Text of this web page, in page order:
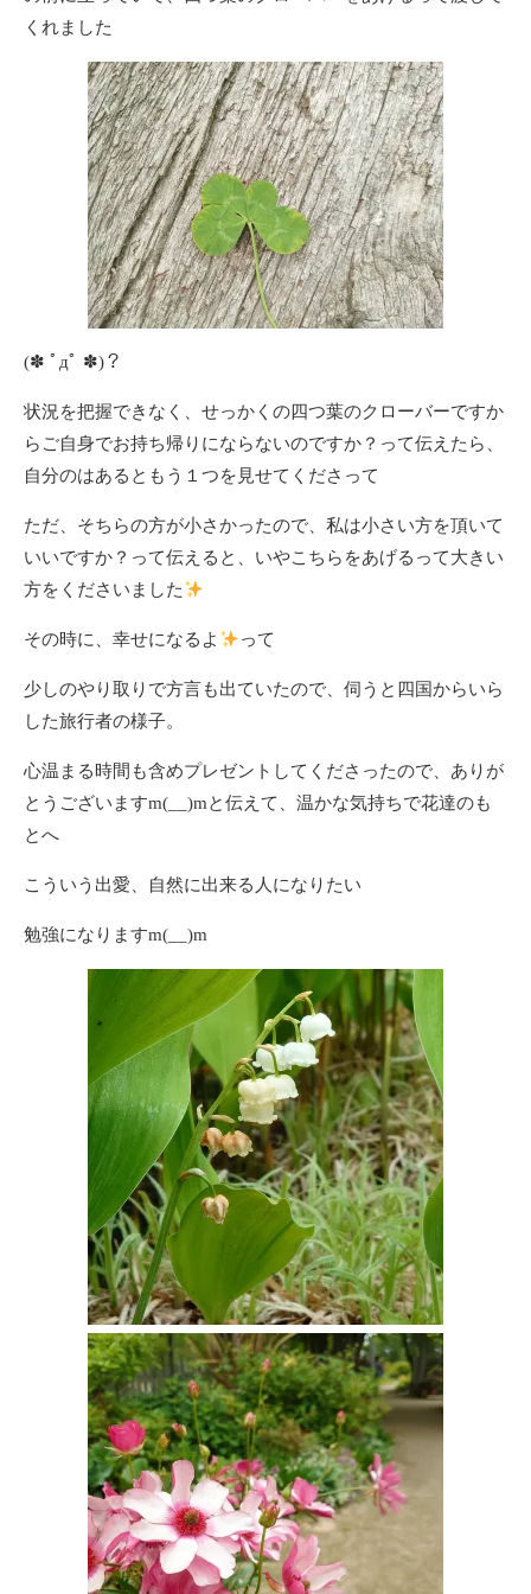
くれました
(✽ ﾟдﾟ ✽)？
状況を把握できなく、せっかくの四つ葉のクローバーですか
らご自身でお持ち帰りにならないのですか？って伝えたら、
自分のはあるともう１つを見せてくださって
ただ、そちらの方が小さかったので、私は小さい方を頂いて
いいですか？って伝えると、いやこちらをあげるって大きい
方をくださいました
その時に、幸せになるよ って
少しのやり取りで方言も出ていたので、伺うと四国からいら
した旅行者の様子。
心温まる時間も含めプレゼントしてくださったので、ありが
とうございますm(__)mと伝えて、温かな気持ちで花達のも
とへ
こういう出愛、自然に出来る人になりたい
勉強になりますm(__)m